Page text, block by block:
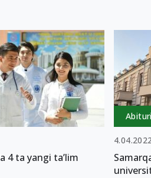
4 ta yangi ta’lim